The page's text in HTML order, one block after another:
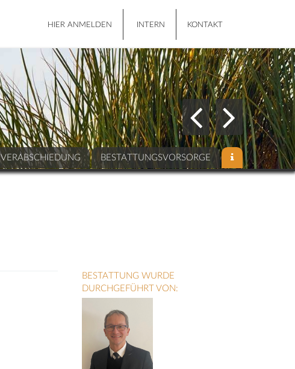
HIER ANMELDEN INTERN KONTAKT
VERABSCHIEDUNG BESTATTUNGSVORSORGE
BESTATTUNG WURDE
DURCHGEFÜHRT VON: